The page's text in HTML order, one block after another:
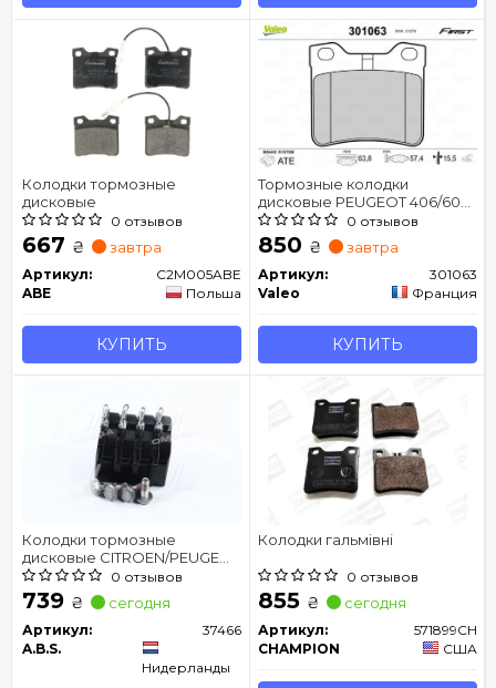
Колодки тормозные
дисковые
0 отзывов
667 ₴ завтра
Артикул:
C2M005ABE
ABE
Польша
КУПИТЬ
Тормозные колодки
дисковые PEUGEOT 406/607
"1,8-3,0 "R "97-050 отзывов
850 ₴ завтра
Артикул:
301063
Valeo
Франция
КУПИТЬ
Колодки тормозные
дисковые CITROEN/PEUGEOT
C5/407 задн. 0 отзывов
739 ₴ сегодня
Артикул:
37466
A.B.S.
Нидерланды
Колодки гальмівні
0 отзывов
855 ₴ сегодня
Артикул:
571899CH
CHAMPION
США